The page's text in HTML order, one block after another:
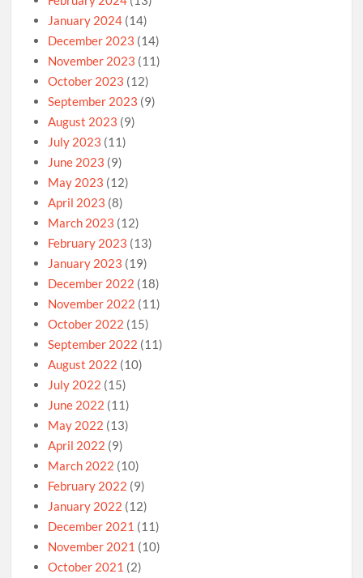
January 2024 (14)
December 2023 (14)
November 2023 (11)
October 2023 (12)
September 2023 (9)
August 2023 (9)
July 2023 (11)
June 2023 (9)
May 2023 (12)
April 2023 (8)
March 2023 (12)
February 2023 (13)
January 2023 (19)
December 2022 (18)
November 2022 (11)
October 2022 (15)
September 2022 (11)
August 2022 (10)
July 2022 (15)
June 2022 (11)
May 2022 (13)
April 2022 (9)
March 2022 (10)
February 2022 (9)
January 2022 (12)
December 2021 (11)
November 2021 (10)
October 2021 (2)